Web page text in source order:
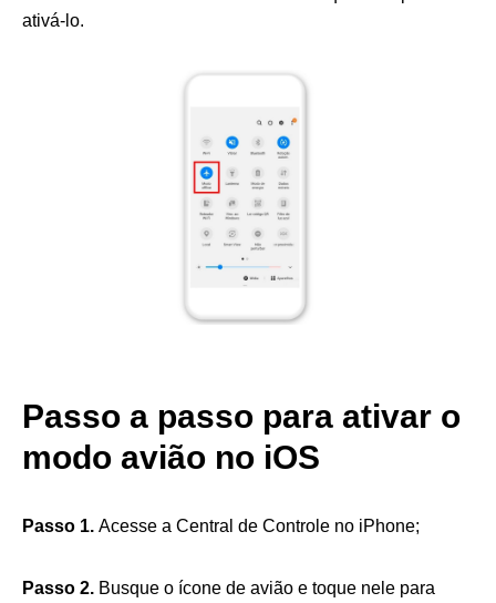
ativá-lo.
Passo a passo para ativar o
modo avião no iOS
Passo 1. Acesse a Central de Controle no iPhone;
Passo 2. Busque o ícone de avião e toque nele para